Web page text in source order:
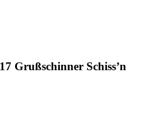
Grußschinner Schiss’n